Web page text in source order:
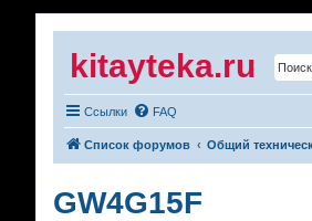
kitayteka.ru
Ссылки FAQ
Список форумов Общий
GW4G15F